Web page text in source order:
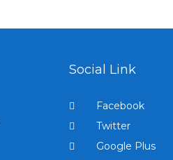
Social Link
Facebook
Twitter
Google Plus